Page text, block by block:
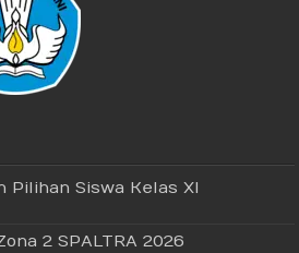
Siswa Kelas XI
2 SPALTRA 2026